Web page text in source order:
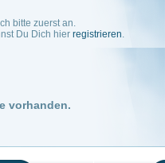
bitte zuerst an.
Du Dich hier registrieren.
vorhanden.